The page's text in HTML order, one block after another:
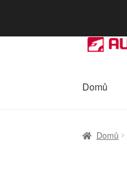
Přeskočit
na
Přejít
webu
Domů
Domů